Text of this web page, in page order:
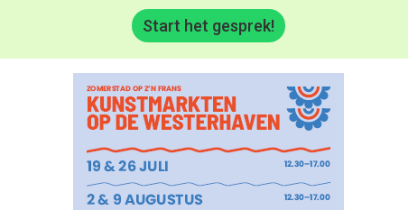
Start het gesprek!